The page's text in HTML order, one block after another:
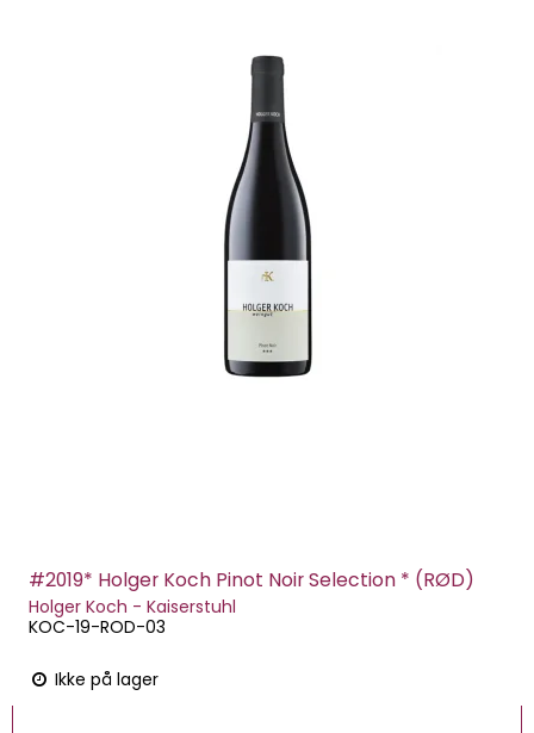
#2019* Holger Koch Pinot Noir Selection * (RØD)
Holger Koch - Kaiserstuhl
KOC-19-ROD-03
Ikke på lager